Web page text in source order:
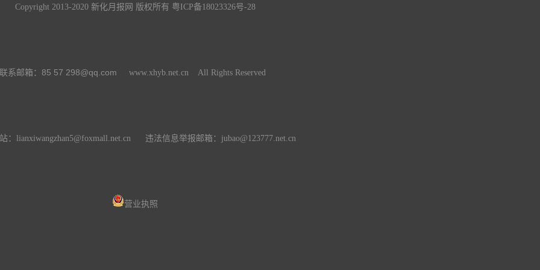
Copyright 2013-2020 新化月报网 版权所有 粤ICP备18023326号-28
联系邮箱： 85 57 298@qq.com www.xhyb.net.cn All Rights Reserved
：lianxiwangzhan5@foxmall.net.cn 违法信息举报邮箱： jubao@123777.net.cn
营业执照